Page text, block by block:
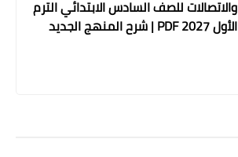
والاتصالات للصف السادس الابتدائي الترم
الأول 2027 PDF | شرح المنهج الجديد